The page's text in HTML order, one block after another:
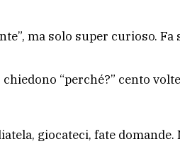
ma solo super curioso.
“perché?” cento
giocateci, fate